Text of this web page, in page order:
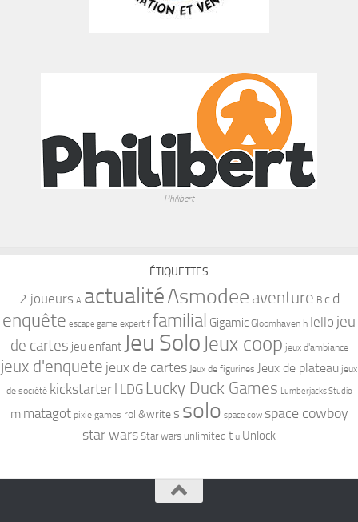
Philibert
ÉTIQUETTES
2 joueurs A actualitéAsmodee aventure B c d
enquête escape game expert f familial Gigamic Gloomhaven h Iello jeu
de cartes jeu enfant Jeu Solo Jeux coop jeux d'ambiance
jeux d'enquete jeux de cartes Jeux de figurines Jeux de plateau jeux
de société kickstarter l LDG Lucky Duck Games Lumberjacks Studio
m matagot pixie games roll&write s solo space cow space cowboy
star wars Star wars unlimited t u Unlock